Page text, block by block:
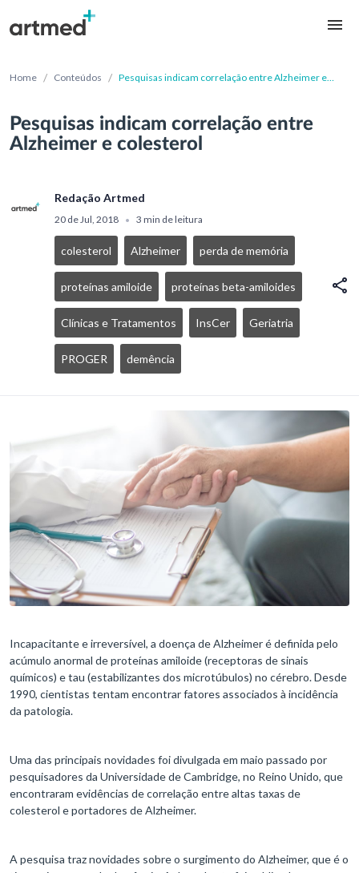
Home / Conteúdos / Pesquisas indicam correlação entre Alzheimer e
Pesquisas indicam correlação entre
Alzheimer e colesterol
Redação Artmed
20 de Jul, 2018 • 3 min de leitura
colesterol Alzheimer perda de memória
proteínas amiloide proteínas beta-amiloides
Clínicas e Tratamentos InsCer Geriatria
PROGER demência
Incapacitante e irreversível, a doença de Alzheimer é definida pelo
acúmulo anormal de proteínas amiloide (receptoras de sinais
químicos) e tau (estabilizantes dos microtúbulos) no cérebro. Desde
1990, cientistas tentam encontrar fatores associados à incidência
da patologia.
Uma das principais novidades foi divulgada em maio passado por
pesquisadores da Universidade de Cambridge, no Reino Unido, que
encontraram evidências de correlação entre altas taxas de
colesterol e portadores de Alzheimer.
A pesquisa traz novidades sobre o surgimento do Alzheimer, que é o